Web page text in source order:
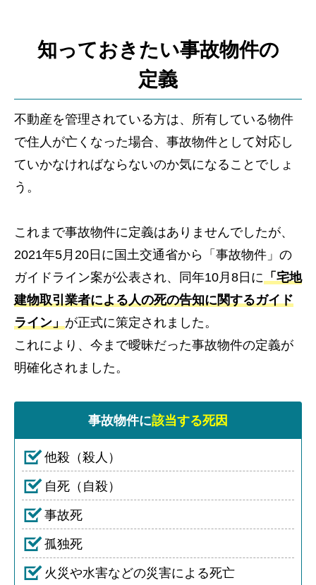
知っておきたい事故物件の
定義
不動産を管理されている方は、所有している物件
で住人が亡くなった場合、事故物件として対応し
ていかなければならないのか気になることでしょ
う。
これまで事故物件に定義はありませんでしたが、
2021年5月20日に国土交通省から「事故物件」の
ガイドライン案が公表され、同年10月8日に「宅地
建物取引業者による人の死の告知に関するガイド
ライン」が正式に策定されました。
これにより、今まで曖昧だった事故物件の定義が
明確化されました。
事故物件に該当する死因
他殺（殺人）
自死（自殺）
事故死
孤独死
火災や水害などの災害による死亡